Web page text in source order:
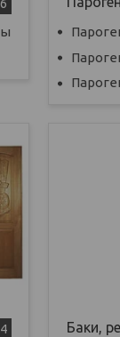
Баки,